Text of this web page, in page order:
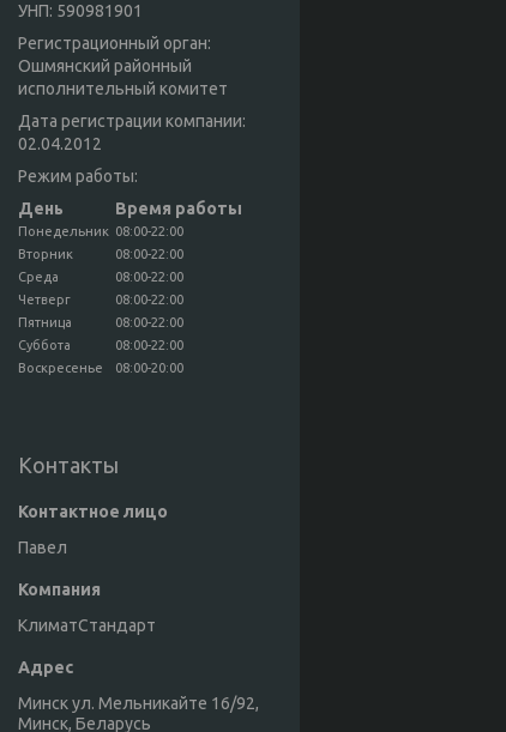
УНП: 590981901
Регистрационный орган:
Ошмянский районный
исполнительный комитет
Дата регистрации компании:
02.04.2012
Режим работы:
День
Время работы
Понедельник 08:00-22:00
Вторник
08:00-22:00
Среда
08:00-22:00
Четверг
08:00-22:00
Пятница
08:00-22:00
Суббота
08:00-22:00
Воскресенье
08:00-20:00
Контакты
Павел
КлиматСтандарт
Минск ул. Мельникайте 16/92,
Минск, Беларусь